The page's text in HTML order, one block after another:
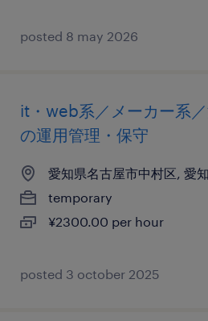
posted 8 may 2026
it・web系／メーカー系
の運用管理・保守
愛知県名古屋市中村区, 愛
temporary
¥2300.00 per hour
posted 3 october 2025